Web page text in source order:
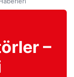
–